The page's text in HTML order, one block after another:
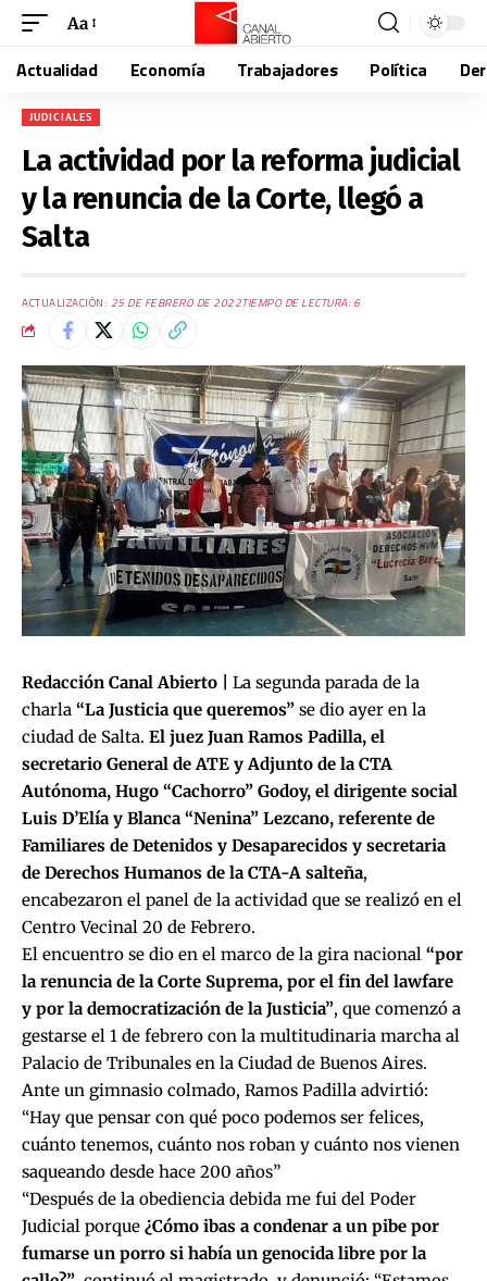
Aa
Actualidad Economía Trabajadores Política
JUDICIALES
La actividad por la reforma judicial
y la renuncia de la Corte, llegó a
Salta
ACTUALIZACIÓN: 25 DE FEBRERO DE 2022TIEMPO DE LECTURA: 6
Redacción Canal Abierto |
La segunda parada de la
charla “La Justicia que queremos” se dio ayer en la
ciudad de Salta. El juez Juan Ramos Padilla, el
secretario General de ATE y Adjunto de la CTA
Autónoma, Hugo “Cachorro” Godoy, el dirigente social
Luis D’Elía y Blanca “Nenina” Lezcano, referente de
Familiares de Detenidos y Desaparecidos y secretaria
de Derechos Humanos de la CTA-A salteña,
encabezaron el panel de la actividad que se realizó en el
Centro Vecinal 20 de Febrero.
El encuentro se dio en el marco de la gira nacional “por
la renuncia de la Corte Suprema, por el fin del lawfare
y por la democratización de la Justicia”, que comenzó a
gestarse el 1 de febrero con la multitudinaria marcha al
Palacio de Tribunales en la Ciudad de Buenos Aires.
Ante un gimnasio colmado, Ramos Padilla advirtió:
“Hay que pensar con qué poco podemos ser felices,
cuánto tenemos, cuánto nos roban y cuánto nos vienen
saqueando desde hace 200 años”
“Después de la obediencia debida me fui del Poder
Judicial porque ¿Cómo ibas a condenar a un pibe por
fumarse un porro si había un genocida libre por la